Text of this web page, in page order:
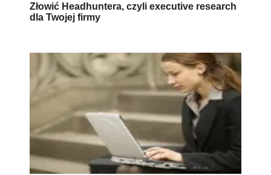
Złowić Headhuntera, czyli executive research
dla Twojej firmy